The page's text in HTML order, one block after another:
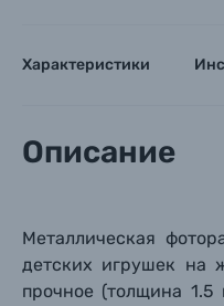
Оптические
Электроника
Характеристики
Описание
Металлическая
детских игрушек на
прочное (толщина 1.5